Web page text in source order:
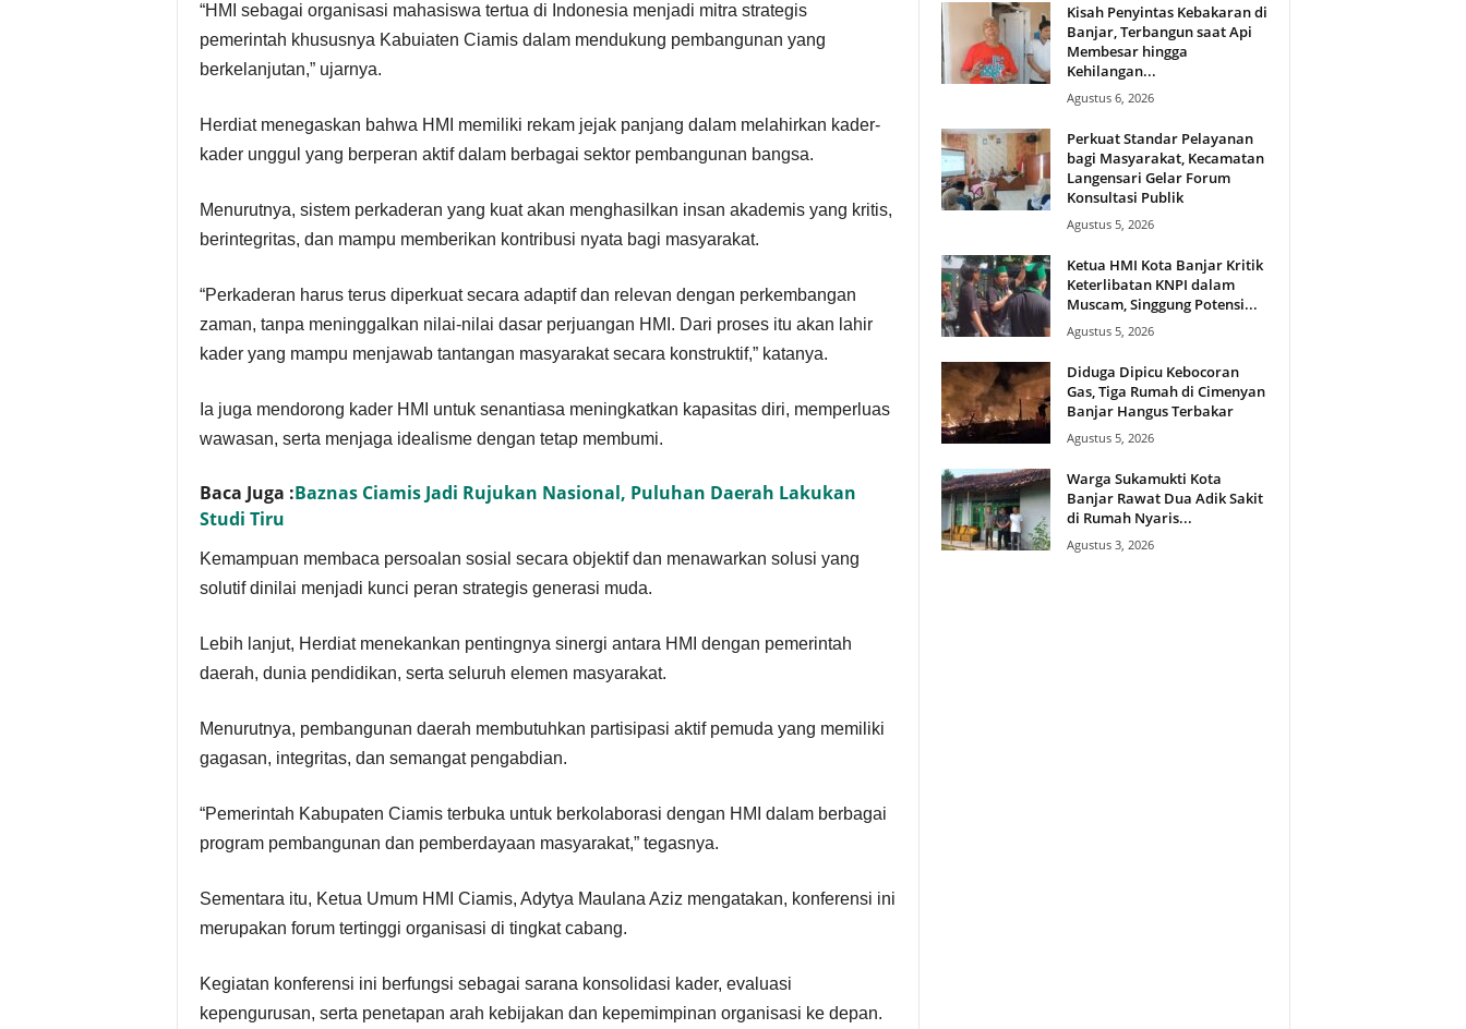
“HMI sebagai organisasi mahasiswa tertua di Indonesia menjadi mitra strategis
pemerintah khususnya Kabuiaten Ciamis dalam mendukung pembangunan yang
berkelanjutan,” ujarnya.
Herdiat menegaskan bahwa HMI memiliki rekam jejak panjang dalam melahirkan kader-
kader unggul yang berperan aktif dalam berbagai sektor pembangunan bangsa.
Menurutnya, sistem perkaderan yang kuat akan menghasilkan insan akademis yang kritis,
berintegritas, dan mampu memberikan kontribusi nyata bagi masyarakat.
“Perkaderan harus terus diperkuat secara adaptif dan relevan dengan perkembangan
zaman, tanpa meninggalkan nilai-nilai dasar perjuangan HMI. Dari proses itu akan lahir
kader yang mampu menjawab tantangan masyarakat secara konstruktif,” katanya.
Ia juga mendorong kader HMI untuk senantiasa meningkatkan kapasitas diri, memperluas
wawasan, serta menjaga idealisme dengan tetap membumi.
Baca Juga :Baznas Ciamis Jadi Rujukan Nasional, Puluhan Daerah Lakukan
Studi Tiru
Kemampuan membaca persoalan sosial secara objektif dan menawarkan solusi yang
solutif dinilai menjadi kunci peran strategis generasi muda.
Lebih lanjut, Herdiat menekankan pentingnya sinergi antara HMI dengan pemerintah
daerah, dunia pendidikan, serta seluruh elemen masyarakat.
Menurutnya, pembangunan daerah membutuhkan partisipasi aktif pemuda yang memiliki
gagasan, integritas, dan semangat pengabdian.
“Pemerintah Kabupaten Ciamis terbuka untuk berkolaborasi dengan HMI dalam berbagai
program pembangunan dan pemberdayaan masyarakat,” tegasnya.
Sementara itu, Ketua Umum HMI Ciamis, Adytya Maulana Aziz mengatakan, konferensi ini
merupakan forum tertinggi organisasi di tingkat cabang.
Kegiatan konferensi ini berfungsi sebagai sarana konsolidasi kader, evaluasi
kepengurusan, serta penetapan arah kebijakan dan kepemimpinan organisasi ke depan.
Kisah Penyintas Kebakaran di
Banjar, Terbangun saat Api
Membesar hingga
Kehilangan...
Agustus 6, 2026
Perkuat Standar Pelayanan
bagi Masyarakat, Kecamatan
Langensari Gelar Forum
Konsultasi Publik
Agustus 5, 2026
Ketua HMI Kota Banjar Kritik
Keterlibatan KNPI dalam
Muscam, Singgung Potensi...
Agustus 5, 2026
Diduga Dipicu Kebocoran
Gas, Tiga Rumah di Cimenyan
Banjar Hangus Terbakar
Agustus 5, 2026
Warga Sukamukti Kota
Banjar Rawat Dua Adik Sakit
di Rumah Nyaris...
Agustus 3, 2026